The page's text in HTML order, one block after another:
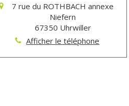
7 rue du ROTHBACH annexe
Niefern
67350 Uhrwiller
Afficher le téléphone